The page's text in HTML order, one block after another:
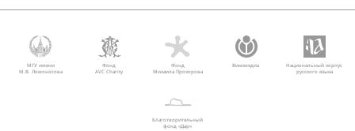
МГУ имени
М.В. Ломоносова
Фонд
AVC Charity
Фонд
Михаила Прохорова
Викимедиа
Национальный корпус
русского языка
Благотворительный
фонд «Дар»